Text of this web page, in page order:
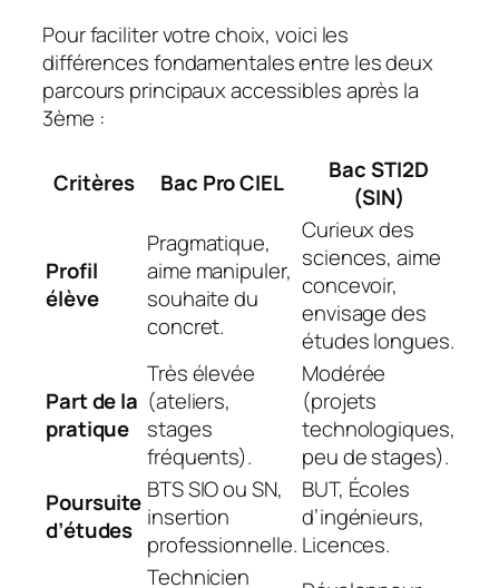
Pour faciliter votre choix, voici les
différences fondamentales entre les deux
parcours principaux accessibles après la
3ème :
Critères Bac Pro CIEL
Bac STI2D
(SIN)
Profil
élève
Pragmatique,
aime manipuler,
souhaite du
concret.
Curieux des
sciences, aime
concevoir,
envisage des
études longues.
Part de la
pratique
Très élevée
(ateliers,
stages
fréquents).
Modérée
(projets
technologiques,
peu de stages).
Poursuite
d’études
BTS SIO ou SN,
insertion
professionnelle.
BUT, Écoles
d’ingénieurs,
Licences.
Technicien